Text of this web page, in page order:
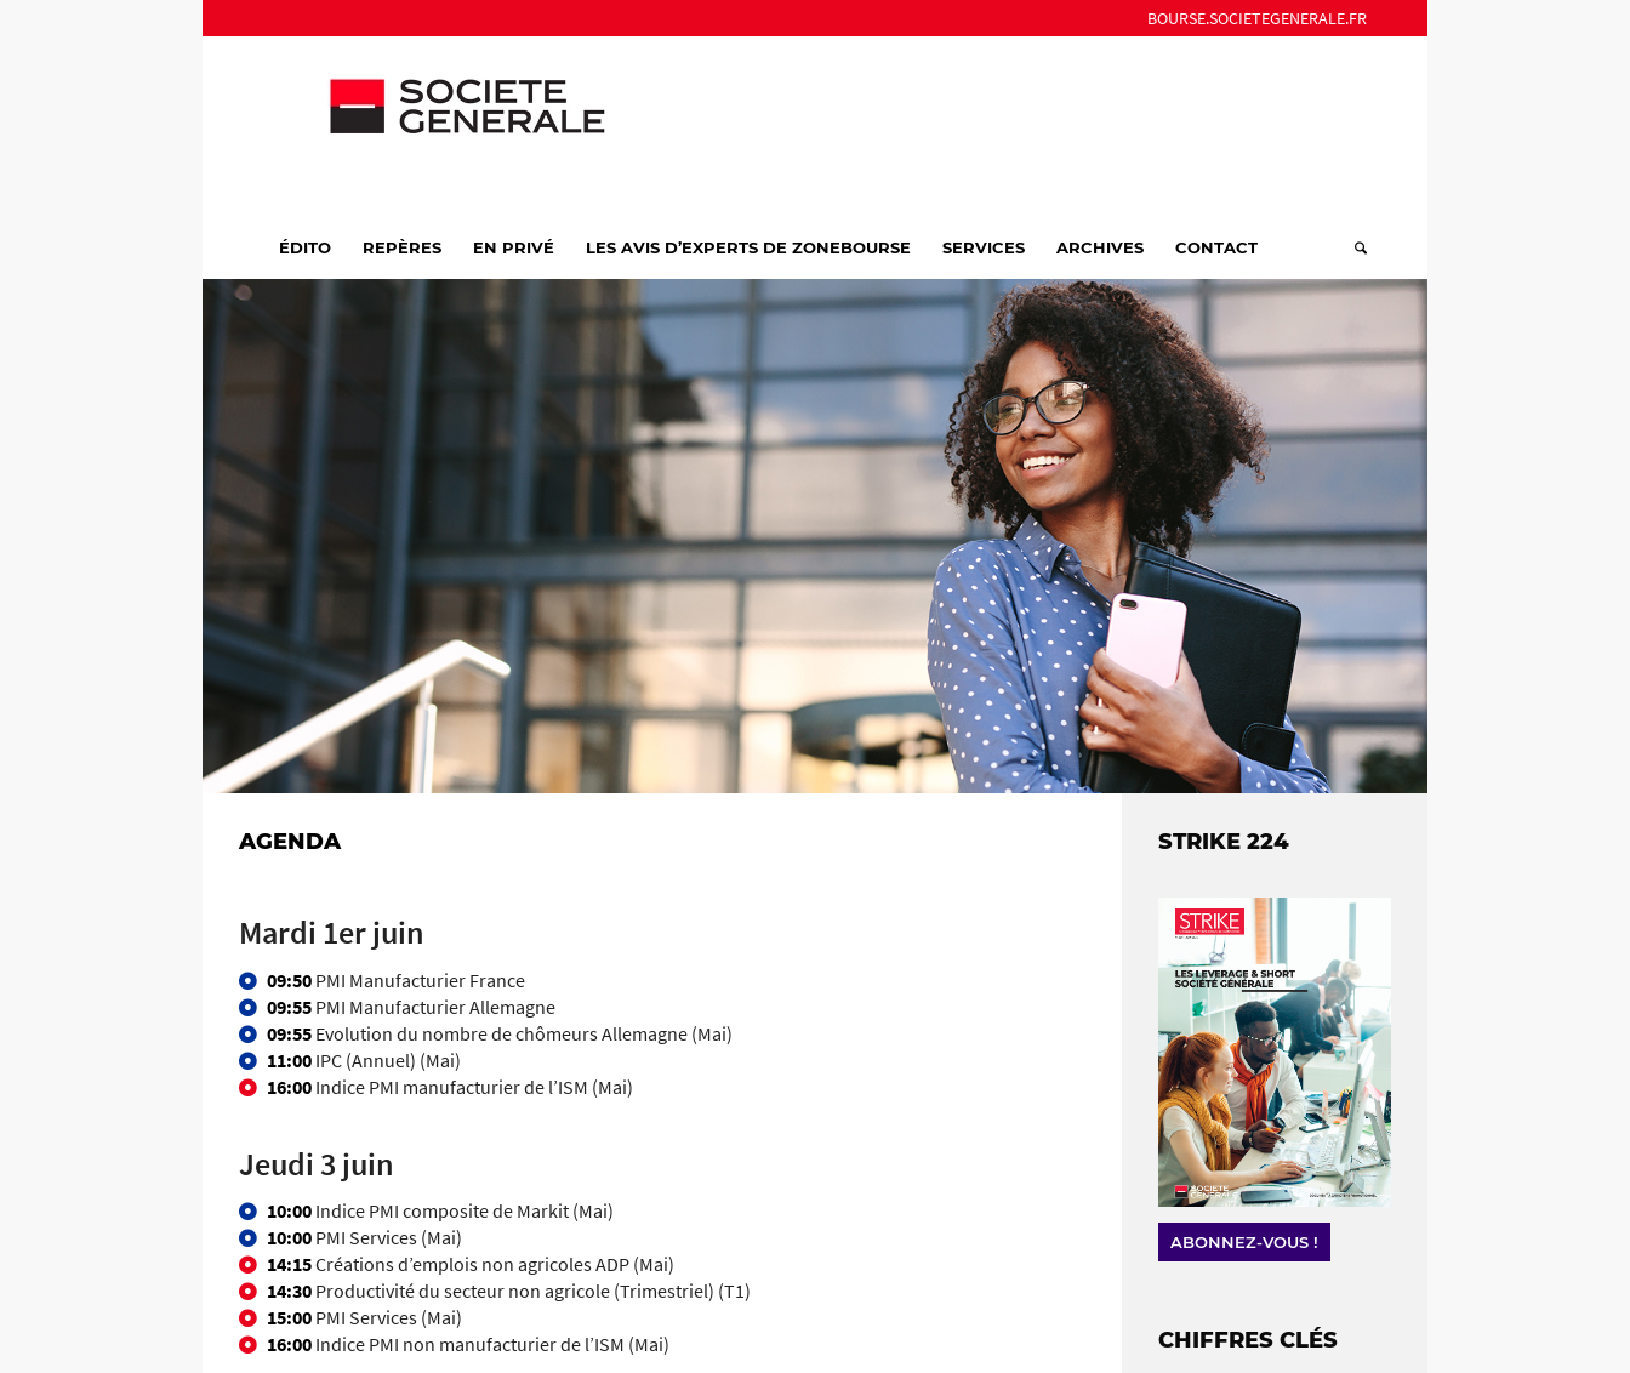
BOURSE.SOCIETEGENERALE.FR
ÉDITO REPÈRES EN PRIVÉ LES AVIS D’EXPERTS DE ZONEBOURSE SERVICES ARCHIVES CONTACT
AGENDA
Mardi 1er juin
09:50 PMI Manufacturier France
09:55 PMI Manufacturier Allemagne
09:55 Evolution du nombre de chômeurs Allemagne (Mai)
11:00 IPC (Annuel) (Mai)
16:00 Indice PMI manufacturier de l’ISM (Mai)
Jeudi 3 juin
10:00 Indice PMI composite de Markit (Mai)
10:00 PMI Services (Mai)
14:15Créations d’emplois non agricoles ADP (Mai)
14:30 Productivité du secteur non agricole (Trimestriel) (T1)
15:00 PMI Services (Mai)
16:00 Indice PMI non manufacturier de l’ISM (Mai)
STRIKE 224
ABONNEZ-VOUS !
CHIFFRES CLÉS